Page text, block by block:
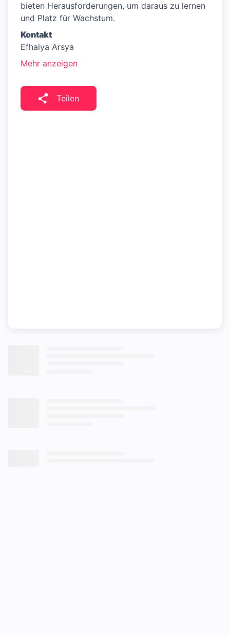
bieten Herausforderungen, um daraus zu lernen
und Platz für Wachstum.
Kontakt
Efhalya Arsya
Mehr anzeigen
Teilen